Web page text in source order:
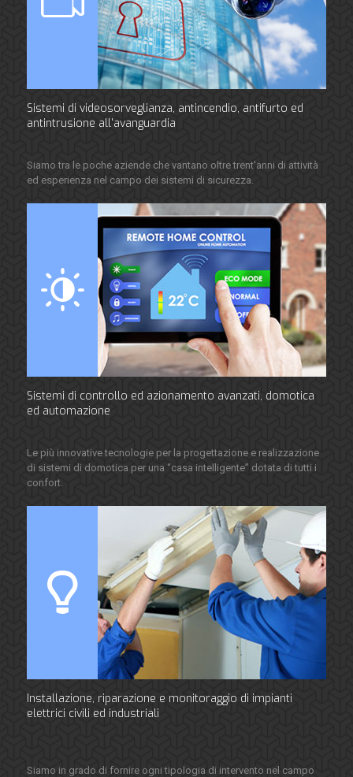
Sistemi di videosorveglianza, antincendio, antifurto ed
antintrusione all'avanguardia
Siamo tra le poche aziende che vantano oltre trent'anni di attività
ed esperienza nel campo dei sistemi di sicurezza.
Sistemi di controllo ed azionamento avanzati, domotica
ed automazione
Le più innovative tecnologie per la progettazione e realizzazione
di sistemi di domotica per una “casa intelligente” dotata di tutti i
confort.
Installazione, riparazione e monitoraggio di impianti
elettrici civili ed industriali
Siamo in grado di fornire ogni tipologia di intervento nel campo